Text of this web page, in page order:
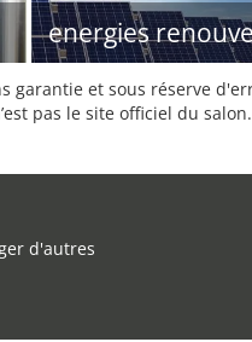
energies
garantie et sous réserve
pas le site officiel du salon.
d'autres